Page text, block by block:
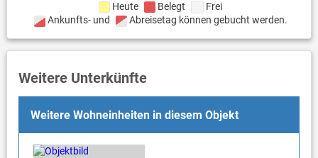
Heute Belegt
Frei
Ankunfts- und
Abreisetag können gebucht werden.
Weitere Unterkünfte
Weitere Wohneinheiten in diesem Objekt